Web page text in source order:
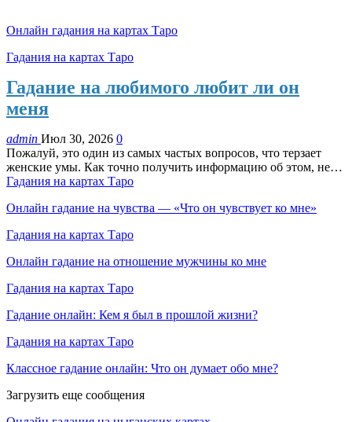
Онлайн гадания на картах Таро
Гадания на картах Таро
Гадание на любимого любит ли он
меня
admin Июл 30, 2026 0
Пожалуй, это один из самых частых вопросов, что терзает
женские умы. Как точно получить информацию об этом, не…
Гадания на картах Таро
Онлайн гадание на чувства — «Что он чувствует ко мне»
Гадания на картах Таро
Онлайн гадание на отношение мужчины ко мне
Гадания на картах Таро
Гадание онлайн: Кем я был в прошлой жизни?
Гадания на картах Таро
Классное гадание онлайн: Что он думает обо мне?
Загрузить еще сообщения